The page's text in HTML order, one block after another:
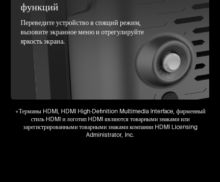
функций
Переведите устройство в спящий режим,
вызовите экранное меню и отрегулируйте
яркость экрана.
*Термины HDMI, HDMI High-Definition Multimedia Interface, фирменный
стиль HDMI и логотип HDMI являются товарными знаками или
зарегистрированными товарными знаками компании HDMI Licensing
Administrator, Inc.